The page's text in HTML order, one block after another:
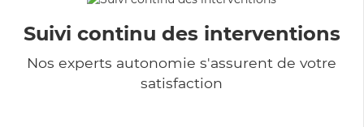
Suivi continu des interventions
Nos experts autonomie s'assurent de votre
satisfaction